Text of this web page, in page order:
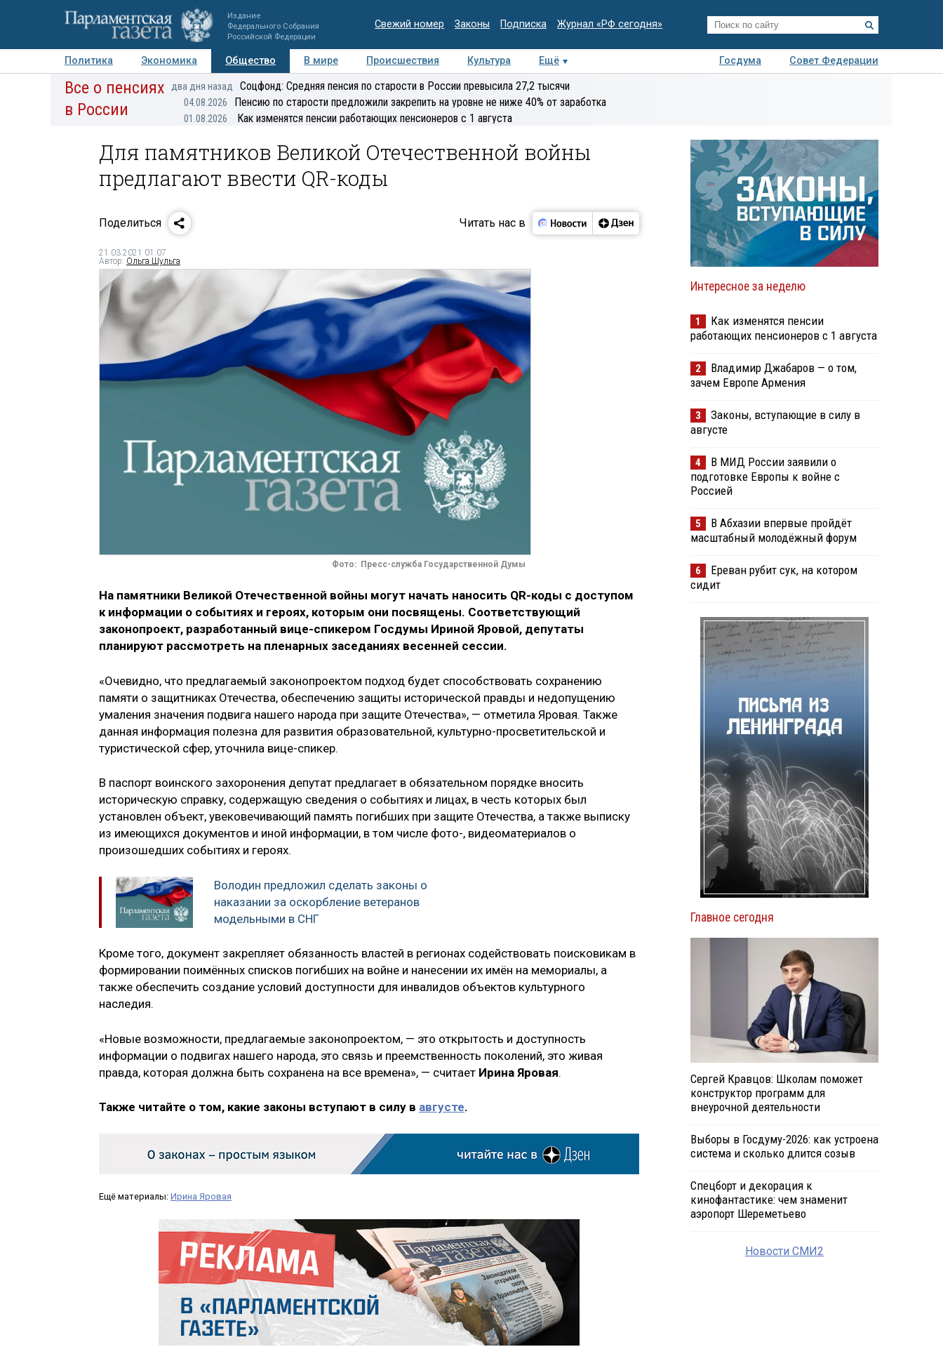
Издание
Федерального Собрания
Российской Федерации
Свежий номер Законы Подписка Журнал «РФ сегодня»
Политика Экономика Общество В мире Происшествия Культура Ещё Госдума
Совет Федерации
Авторы Персоны Мнения Регионы Медиацентр Интервью Колумнисты
Все о пенсиях
в России
два дня назад Соцфонд: Средняя пенсия по старости в России превысила 27,2 тысячи
04.08.2026 Пенсию по старости предложили закрепить на уровне не ниже 40% от заработка
01.08.2026 Как изменятся пенсии работающих пенсионеров с 1 августа
Для памятников Великой Отечественной войны
предлагают ввести QR-коды
Поделиться Читать нас в
21.03.2021 01:07
Автор: Ольга Шульга
Фото: Пресс-служба Государственной Думы
На памятники Великой Отечественной войны могут начать наносить QR-коды с доступом
к информации о событиях и героях, которым они посвящены. Соответствующий
законопроект, разработанный вице-спикером Госдумы Ириной Яровой, депутаты
планируют рассмотреть на пленарных заседаниях весенней сессии.
«Очевидно, что предлагаемый законопроектом подход будет способствовать сохранению
памяти о защитниках Отечества, обеспечению защиты исторической правды и недопущению
умаления значения подвига нашего народа при защите Отечества», — отметила Яровая. Также
данная информация полезна для развития образовательной, культурно-просветительской и
туристической сфер, уточнила вице-спикер.
В паспорт воинского захоронения депутат предлагает в обязательном порядке вносить
историческую справку, содержащую сведения о событиях и лицах, в честь которых был
установлен объект, увековечивающий память погибших при защите Отечества, а также выписку
из имеющихся документов и иной информации, в том числе фото-, видеоматериалов о
произошедших событиях и героях.
Володин предложил сделать законы о
наказании за оскорбление ветеранов
модельными в СНГ
Кроме того, документ закрепляет обязанность властей в регионах содействовать поисковикам в
формировании поимённых списков погибших на войне и нанесении их имён на мемориалы, а
также обеспечить создание условий доступности для инвалидов объектов культурного
наследия.
«Новые возможности, предлагаемые законопроектом, — это открытость и доступность
информации о подвигах нашего народа, это связь и преемственность поколений, это живая
правда, которая должна быть сохранена на все времена», — считает Ирина Яровая.
Также читайте о том, какие законы вступают в силу в августе.
Ещё материалы: Ирина Яровая
Интересное за неделю
1
Как изменятся пенсии
работающих пенсионеров с 1 августа
2
Владимир Джабаров — о том,
зачем Европе Армения
3
Законы, вступающие в силу в
августе
4
В МИД России заявили о
подготовке Европы к войне с
Россией
5
В Абхазии впервые пройдёт
масштабный молодёжный форум
6
Ереван рубит сук, на котором
сидит
Главное сегодня
Сергей Кравцов: Школам поможет
конструктор программ для
внеурочной деятельности
Выборы в Госдуму-2026: как устроена
система и сколько длится созыв
Спецборт и декорация к
кинофантастике: чем знаменит
аэропорт Шереметьево
Новости СМИ2